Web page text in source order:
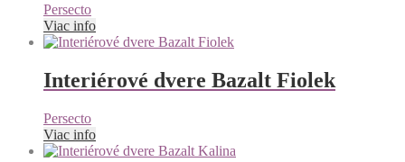
Persecto
Viac info
Interiérové dvere Bazalt Fiolek
Persecto
Viac info